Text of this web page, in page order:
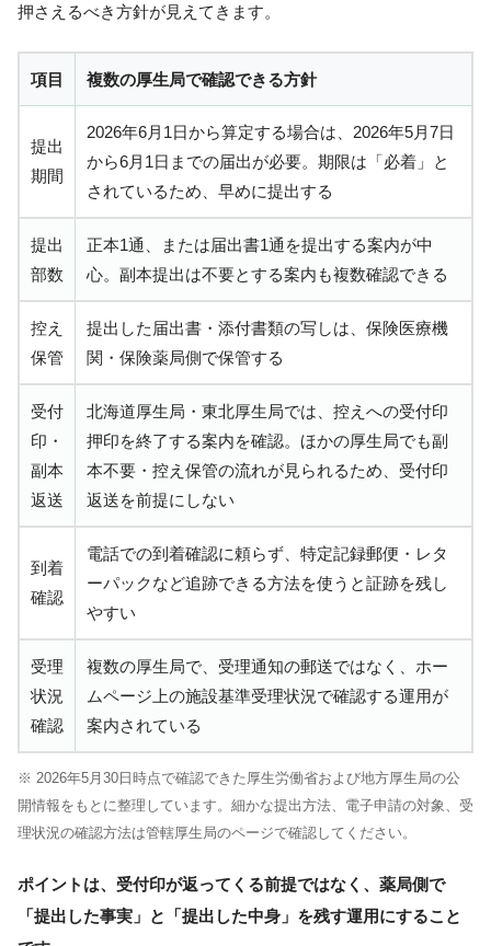
押さえるべき方針が見えてきます。
項目 複数の厚生局で確認できる方針
提出
期間
2026年6月1日から算定する場合は、2026年5月7日
から6月1日までの届出が必要。期限は「必着」と
されているため、早めに提出する
提出
部数
正本1通、または届出書1通を提出する案内が中
心。副本提出は不要とする案内も複数確認できる
控え
保管
提出した届出書・添付書類の写しは、保険医療機
関・保険薬局側で保管する
受付
印・
副本
返送
北海道厚生局・東北厚生局では、控えへの受付印
押印を終了する案内を確認。ほかの厚生局でも副
本不要・控え保管の流れが見られるため、受付印
返送を前提にしない
到着
確認
電話での到着確認に頼らず、特定記録郵便・レタ
ーパックなど追跡できる方法を使うと証跡を残し
やすい
受理
状況
確認
複数の厚生局で、受理通知の郵送ではなく、ホー
ムページ上の施設基準受理状況で確認する運用が
案内されている
※ 2026年5月30日時点で確認できた厚生労働省および地方厚生局の公
開情報をもとに整理しています。細かな提出方法、電子申請の対象、受
理状況の確認方法は管轄厚生局のページで確認してください。
ポイントは、受付印が返ってくる前提ではなく、薬局側で
「提出した事実」と「提出した中身」を残す運用にすること